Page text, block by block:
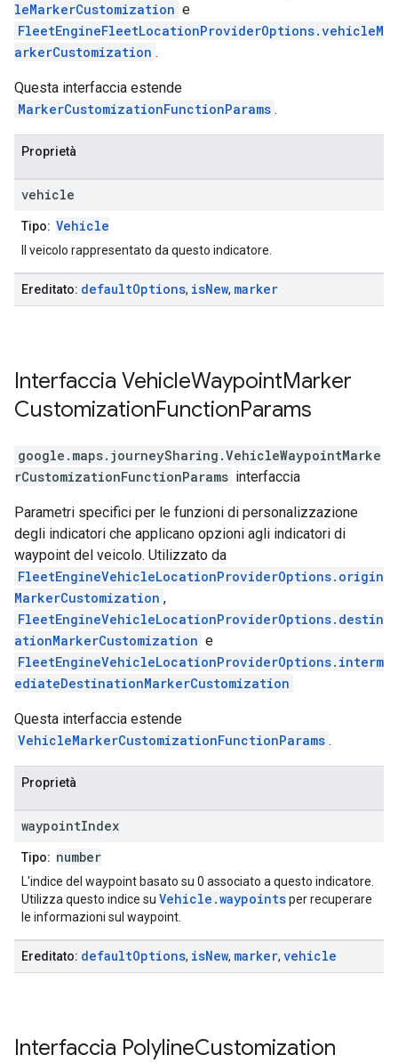
leMarkerCustomization e
FleetEngineFleetLocationProviderOptions.vehicleM
arkerCustomization .
Questa interfaccia estende
MarkerCustomizationFunctionParams .
Proprietà
vehicle
Tipo: Vehicle
Il veicolo rappresentato da questo indicatore.
Ereditato: defaultOptions, isNew, marker
Interfaccia VehicleWaypointMarker
CustomizationFunctionParams
google.maps.journeySharing .VehicleWaypointMarke
rCustomizationFunctionParams interfaccia
Parametri specifici per le funzioni di personalizzazione
degli indicatori che applicano opzioni agli indicatori di
waypoint del veicolo. Utilizzato da
FleetEngineVehicleLocationProviderOptions.origin
MarkerCustomization ,
FleetEngineVehicleLocationProviderOptions.destin
ationMarkerCustomization e
FleetEngineVehicleLocationProviderOptions.interm
ediateDestinationMarkerCustomization
Questa interfaccia estende
VehicleMarkerCustomizationFunctionParams .
Proprietà
waypointIndex
Tipo: number
L'indice del waypoint basato su 0 associato a questo indicatore.
Utilizza questo indice su Vehicle.waypointsper recuperare
le informazioni sul waypoint.
Ereditato: defaultOptions, isNew, marker, vehicle
Interfaccia PolylineCustomization